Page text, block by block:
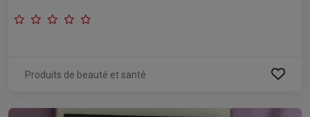
Produits de beauté et santé